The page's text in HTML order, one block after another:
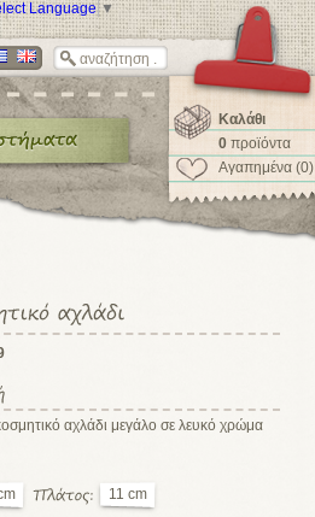
Language ▼
Καλάθι
0 προϊόντα
Αγαπημένα (0)
αχλάδι μεγάλο σε λευκό χρώμα
11 cm